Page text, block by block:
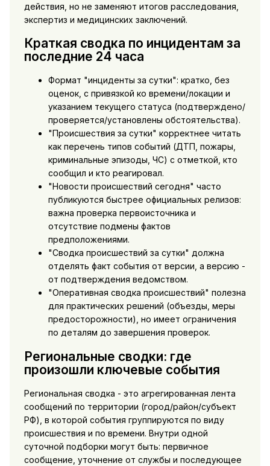
действия, но не заменяют итогов расследования,
экспертиз и медицинских заключений.
Краткая сводка по инцидентам за
последние 24 часа
Формат "инциденты за сутки": кратко, без
оценок, с привязкой ко времени/локации и
указанием текущего статуса (подтверждено/
проверяется/установлены обстоятельства).
"Происшествия за сутки" корректнее читать
как перечень типов событий (ДТП, пожары,
криминальные эпизоды, ЧС) с отметкой, кто
сообщил и кто реагировал.
"Новости происшествий сегодня" часто
публикуются быстрее официальных релизов:
важна проверка первоисточника и
отсутствие подмены фактов
предположениями.
"Сводка происшествий за сутки" должна
отделять факт события от версии, а версию -
от подтверждения ведомством.
"Оперативная сводка происшествий" полезна
для практических решений (объезды, меры
предосторожности), но имеет ограничения
по деталям до завершения проверок.
Региональные сводки: где
произошли ключевые события
Региональная сводка - это агрегированная лента
сообщений по территории (город/район/субъект
РФ), в которой события группируются по виду
происшествия и по времени. Внутри одной
суточной подборки могут быть: первичное
сообщение, уточнение от службы и последующее